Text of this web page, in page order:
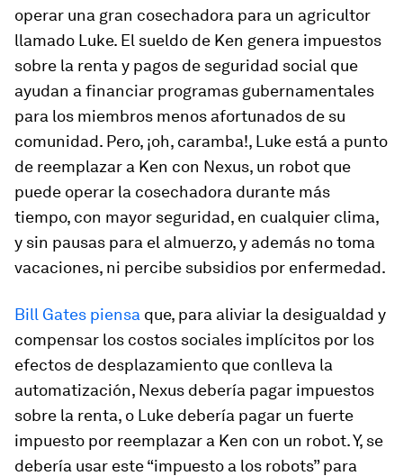
operar una gran cosechadora para un agricultor
llamado Luke. El sueldo de Ken genera impuestos
sobre la renta y pagos de seguridad social que
ayudan a financiar programas gubernamentales
para los miembros menos afortunados de su
comunidad. Pero, ¡oh, caramba!, Luke está a punto
de reemplazar a Ken con Nexus, un robot que
puede operar la cosechadora durante más
tiempo, con mayor seguridad, en cualquier clima,
y sin pausas para el almuerzo, y además no toma
vacaciones, ni percibe subsidios por enfermedad.
Bill Gates piensa que, para aliviar la desigualdad y
compensar los costos sociales implícitos por los
efectos de desplazamiento que conlleva la
automatización, Nexus debería pagar impuestos
sobre la renta, o Luke debería pagar un fuerte
impuesto por reemplazar a Ken con un robot. Y, se
debería usar este “impuesto a los robots” para